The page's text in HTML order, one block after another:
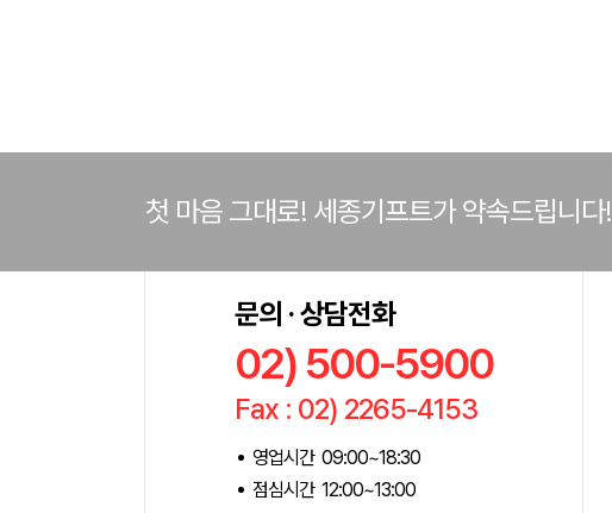
첫 마음 그대로! 세종기프트가 약속드립니다!
문의 · 상담전화
02) 500-5900
Fax : 02) 2265-4153
영업시간 09:00~18:30
점심시간 12:00~13:00